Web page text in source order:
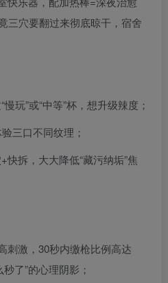
三穴要翻过来彻底晾干，宿舍
玩”或“中等”杯，想升级辣度；
三口不同纹理；
快拆，大大降低“藏污纳垢”焦
刺激，30秒内缴枪比例高达
了”的心理阴影；